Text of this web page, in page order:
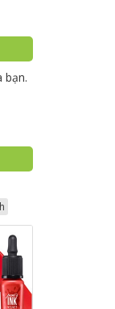
bạn.